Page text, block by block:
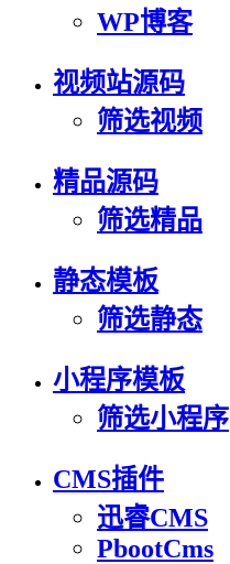
WP博客
视频站源码
筛选视频
精品源码
筛选精品
静态模板
筛选静态
小程序模板
筛选小程序
CMS插件
迅睿CMS
PbootCms